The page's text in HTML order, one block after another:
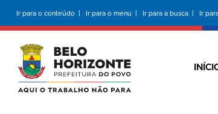
conteúdo
principal
Ir para o conteúdo | Ir para o menu | Ir para a busca | Ir